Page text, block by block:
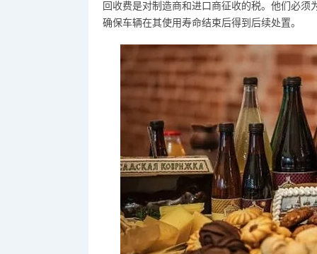
回收费是对制造商和进口商征收的税。他们必
确保车辆在其使用寿命结束后得到后续处置。